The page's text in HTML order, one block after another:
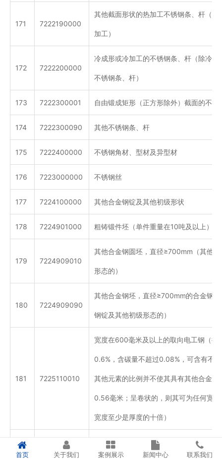
171 7222190000
其他截面形状的热加工不锈钢条、杆（除
加工）
172 7222200000
冷成形或冷加工的不锈钢条、杆（除冷加
不锈钢条、杆）
173 7222300001 自由锻成矩形（正方形除外）截面的不锈
174 7222300090 其他不锈钢条、杆
175 7222400000 不锈钢角材、型材及异型材
176 7223000000 不锈钢丝
177 7224100000 其他合金钢锭及其他初级形状
178 7224901000 粗铸锻件坯（单件重量在10吨及以上）
179 7224909010
其他合金钢圆坯，直径≥700mm（其他
形态的）
180 7224909090
其他合金钢坯，直径≥700mm的合金钢
钢锭及其他初级形态的）
181 7225110010
宽度在600毫米及以上的取向电工钢（按
0.6%，含碳量不超过0.08%，可含有不
其他元素的比例并不使其具有其他合金钢
0.56毫米；呈卷状的，则其可为任何宽
宽度至少是厚度的十倍）
182 7225110090 其他宽度在600毫米及以上的取向性硅电
首页 关于我们 案例展示 新闻中心 联系我们